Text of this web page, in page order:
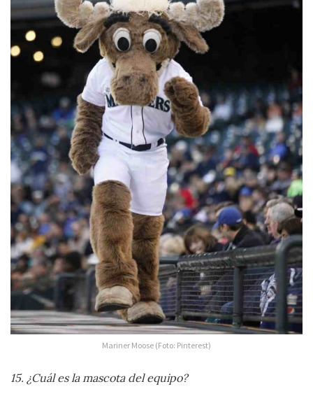
Mariner Moose (Foto: Pinterest)
15. ¿Cuál es la mascota del equipo?